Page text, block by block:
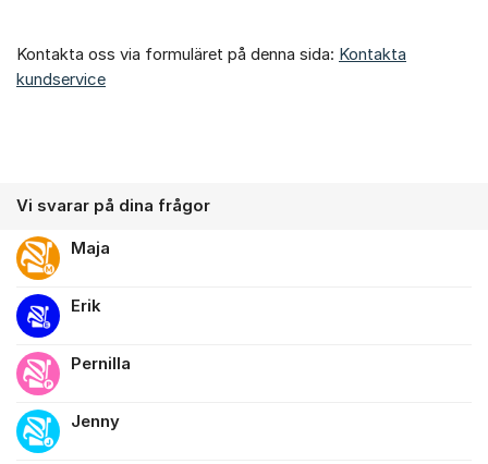
Kontakta oss via formuläret på denna sida: Kontakta
kundservice
Vi svarar på dina frågor
Maja
Erik
Pernilla
Jenny